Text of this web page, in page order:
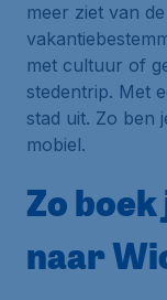
meer ziet van
met cultuur of
stedentrip. Met
stad uit. Zo ben
mobiel.
Zo
naar